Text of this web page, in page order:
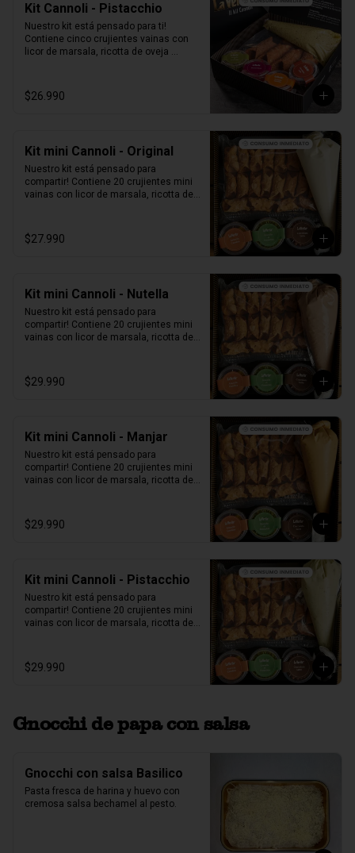
Kit Cannoli - Pistacchio
Nuestro kit está pensado para ti!
Contiene cinco crujientes vainas con
licor de marsala, ricotta de oveja
pistacho, piel de naranja confitada,
marrasquino, pistacho y una exquisita
$26.990
Kit mini Cannoli - Original
Nuestro kit está pensado para
compartir! Contiene 20 crujientes mini
vainas con licor de marsala, ricotta de
marrasquino, pistacho y una exquisita
crema de pistacho.
$27.990
Kit mini Cannoli - Nutella
Nuestro kit está pensado para
compartir! Contiene 20 crujientes mini
vainas con licor de marsala, ricotta de
naranja confitada, marrasquino,
pistacho y una exquisita crema de
$29.990
Kit mini Cannoli - Manjar
Nuestro kit está pensado para
compartir! Contiene 20 crujientes mini
vainas con licor de marsala, ricotta de
naranja confitada, marrasquino,
pistacho y una exquisita crema de
$29.990
Kit mini Cannoli - Pistacchio
Nuestro kit está pensado para
compartir! Contiene 20 crujientes mini
vainas con licor de marsala, ricotta de
pistacho, piel de naranja confitada,
marrasquino, pistacho y una exquisita
$29.990
Gnocchi de papa con salsa
Gnocchi con salsa Basilico
Pasta fresca de harina y huevo con
cremosa salsa bechamel al pesto.